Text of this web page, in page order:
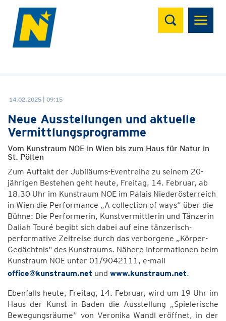
Suchen
14.02.2025 | 09:15
Neue Ausstellungen und aktuelle
Vermittlungsprogramme
Vom Kunstraum NOE in Wien bis zum Haus für Natur in
St. Pölten
Zum Auftakt der Jubiläums-Eventreihe zu seinem 20-
jährigen Bestehen geht heute, Freitag, 14. Februar, ab
18.30 Uhr im Kunstraum NOE im Palais Niederösterreich
in Wien die Performance „A collection of ways“ über die
Bühne: Die Performerin, Kunstvermittlerin und Tänzerin
Daliah Touré begibt sich dabei auf eine tänzerisch-
performative Zeitreise durch das verborgene „Körper-
Gedächtnis" des Kunstraums. Nähere Informationen beim
Kunstraum NOE unter 01/9042111, e-mail
office@kunstraum.net und www.kunstraum.net.
Ebenfalls heute, Freitag, 14. Februar, wird um 19 Uhr im
Haus der Kunst in Baden die Ausstellung „Spielerische
Bewegungsräume“ von Veronika Wandl eröffnet, in der